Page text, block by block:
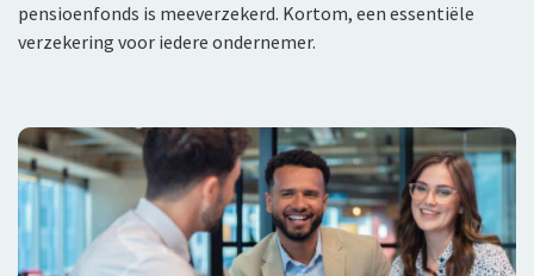
pensioenfonds is meeverzekerd. Kortom, een essentiële
verzekering voor iedere ondernemer.